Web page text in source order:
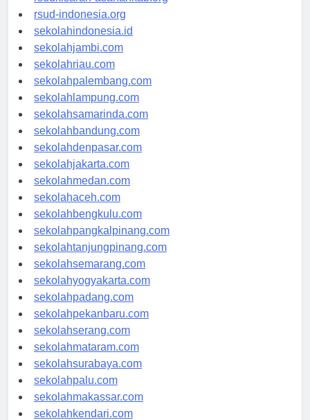
rsudkisaran-asahankab.org
rsud-indonesia.org
sekolahindonesia.id
sekolahjambi.com
sekolahriau.com
sekolahpalembang.com
sekolahlampung.com
sekolahsamarinda.com
sekolahbandung.com
sekolahdenpasar.com
sekolahjakarta.com
sekolahmedan.com
sekolahaceh.com
sekolahbengkulu.com
sekolahpangkalpinang.com
sekolahtanjungpinang.com
sekolahsemarang.com
sekolahyogyakarta.com
sekolahpadang.com
sekolahpekanbaru.com
sekolahserang.com
sekolahmataram.com
sekolahsurabaya.com
sekolahpalu.com
sekolahmakassar.com